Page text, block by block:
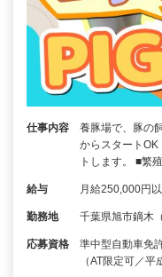
仕事内容
養豚場で、豚の
からスタートOK
トします。 ■繁
給与 月給250,000円
勤務地 千葉県旭市鏑木
応募資格
準中型自動車免
（AT限定可／